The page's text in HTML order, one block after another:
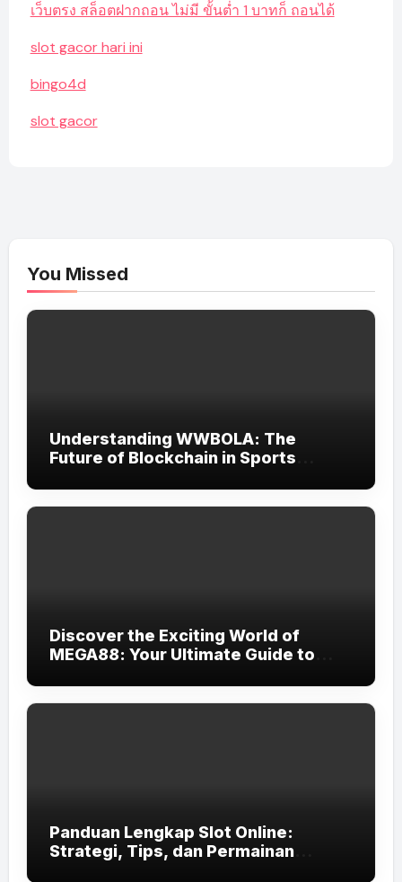
เว็บตรง สล็อตฝากถอน ไม่มี ขั้นต่ำ 1 บาทก็ ถอนได้
slot gacor hari ini
bingo4d
slot gacor
You Missed
Understanding WWBOLA: The
Future of Blockchain in Sports
Discover the Exciting World of
MEGA88: Your Ultimate Guide to
Panduan Lengkap Slot Online:
Strategi, Tips, dan Permainan